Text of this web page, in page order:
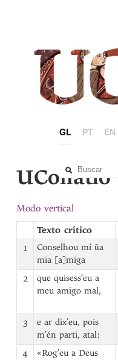
GL PT EN
UCollatio
Modo vertical
Texto crítico
1
Conselhou mí ũa
mia [a]miga
2
que quisess’eu a
meu amigo mal,
3
e ar dix’eu, pois
m’én parti, atal:
4
«Rog’eu a Deus